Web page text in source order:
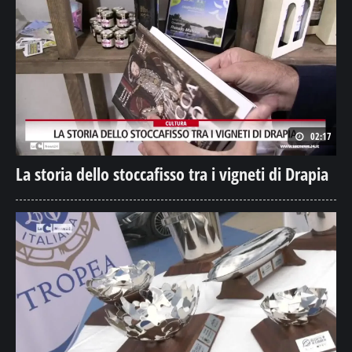
02:17
La storia dello stoccafisso tra i vigneti di Drapia